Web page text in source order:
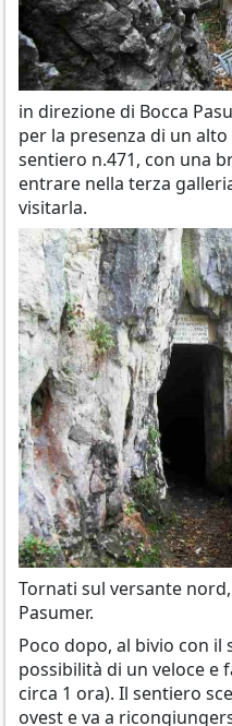
in direzione di Bocca
per la presenza di un
sentiero n.471, con una
entrare nella terza
visitarla.
Tornati sul versante
Pasumer.
Poco dopo, al bivio con il
possibilità di un veloce e
circa 1 ora). Il sentiero
ovest e va a